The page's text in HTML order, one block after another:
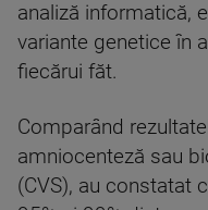
analiză informatică,
variante genetice în
fiecărui făt.
Comparând
amniocenteză sau
(CVS), au constatat